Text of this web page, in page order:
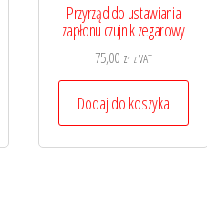
Przyrząd do ustawiania
zapłonu czujnik zegarowy
75,00 zł z VAT
Dodaj do koszyka